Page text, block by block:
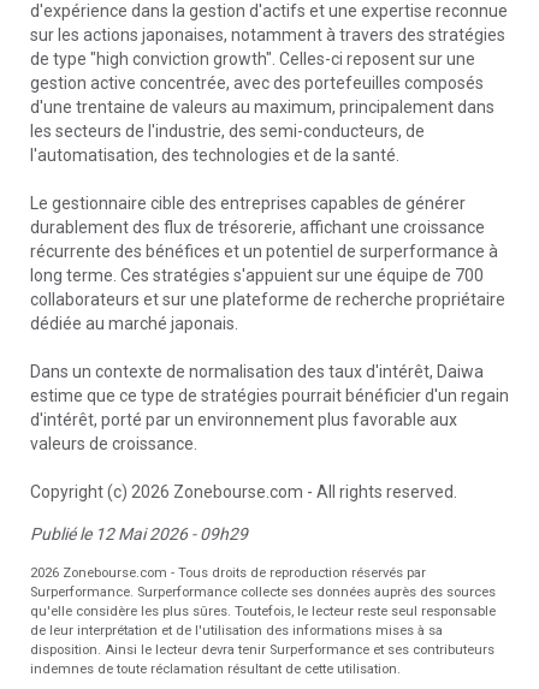
d'expérience dans la gestion d'actifs et une expertise reconnue
sur les actions japonaises, notamment à travers des stratégies
de type "high conviction growth". Celles-ci reposent sur une
gestion active concentrée, avec des portefeuilles composés
d'une trentaine de valeurs au maximum, principalement dans
les secteurs de l'industrie, des semi-conducteurs, de
l'automatisation, des technologies et de la santé.
Le gestionnaire cible des entreprises capables de générer
durablement des flux de trésorerie, affichant une croissance
récurrente des bénéfices et un potentiel de surperformance à
long terme. Ces stratégies s'appuient sur une équipe de 700
collaborateurs et sur une plateforme de recherche propriétaire
dédiée au marché japonais.
Dans un contexte de normalisation des taux d'intérêt, Daiwa
estime que ce type de stratégies pourrait bénéficier d'un regain
d'intérêt, porté par un environnement plus favorable aux
valeurs de croissance.
Copyright (c) 2026 Zonebourse.com - All rights reserved.
Publié le 12 Mai 2026 - 09h29
2026 Zonebourse.com - Tous droits de reproduction réservés par
Surperformance. Surperformance collecte ses données auprès des sources
qu'elle considère les plus sûres. Toutefois, le lecteur reste seul responsable
de leur interprétation et de l'utilisation des informations mises à sa
disposition. Ainsi le lecteur devra tenir Surperformance et ses contributeurs
indemnes de toute réclamation résultant de cette utilisation.